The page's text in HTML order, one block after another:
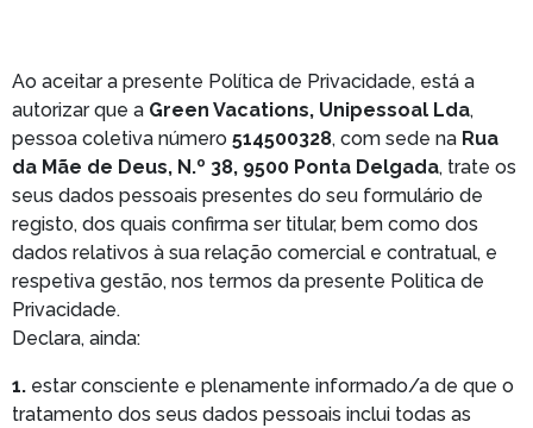
Ao aceitar a presente Política de Privacidade, está a
autorizar que a Green Vacations, Unipessoal Lda,
pessoa coletiva número 514500328, com sede na Rua
da Mãe de Deus, N.º 38, 9500 Ponta Delgada, trate os
seus dados pessoais presentes do seu formulário de
registo, dos quais confirma ser titular, bem como dos
dados relativos à sua relação comercial e contratual, e
respetiva gestão, nos termos da presente Politica de
Privacidade.
Declara, ainda:
1. estar consciente e plenamente informado/a de que o
tratamento dos seus dados pessoais inclui todas as